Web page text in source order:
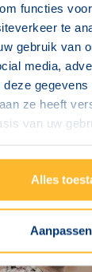
functies
te
gebruik van
media,
deze
ze heeft
van uw
Alles
Aanpassen
nodig hebt?
uitvoerende
Heb je een
dan in voor het
door heel
buurt. Bekijk
direct jouw plek.